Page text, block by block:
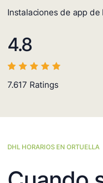
Instalaciones de app de
4.8
7.617 Ratings
DHL HORARIOS EN ORTUELLA